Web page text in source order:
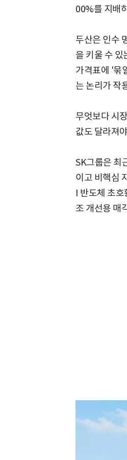
00%를 지배
두산은 인수
을 키울 수 있
가격표에 '묶
는 논리가 작
무엇보다 시
값도 달라져
SK그룹은 최
이고 비핵심
I 반도체 초
조 개선용 매